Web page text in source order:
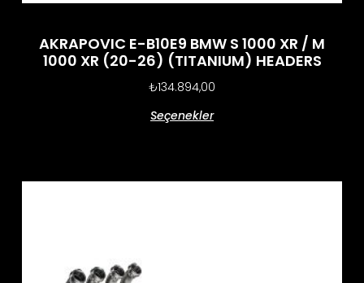
AKRAPOVIC E-B10E9 BMW S 1000 XR / M
1000 XR (20-26) (TITANIUM) HEADERS
₺134.894,00
Seçenekler